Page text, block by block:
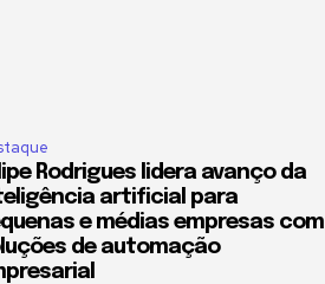
Rodrigues lidera avanço da
artificial para
e médias empresas com
de automação